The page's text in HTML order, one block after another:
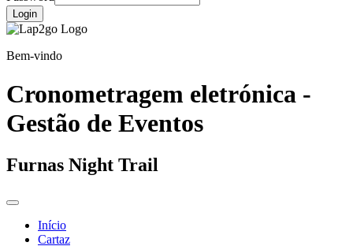
Login
Bem-vindo
Cronometragem eletrónica -
Gestão de Eventos
Furnas Night Trail
Início
Cartaz